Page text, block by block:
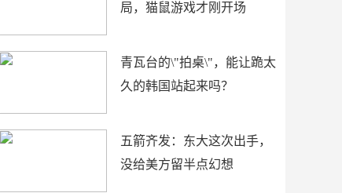
局，猫鼠游戏才刚开场
青瓦台的\"拍桌\"，能让跪太
久的韩国站起来吗？
五箭齐发：东大这次出手，
没给美方留半点幻想